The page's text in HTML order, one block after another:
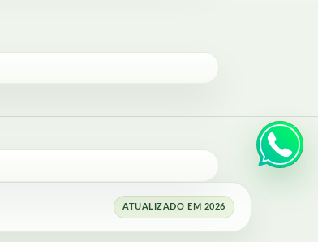
ATUALIZADO EM 2026